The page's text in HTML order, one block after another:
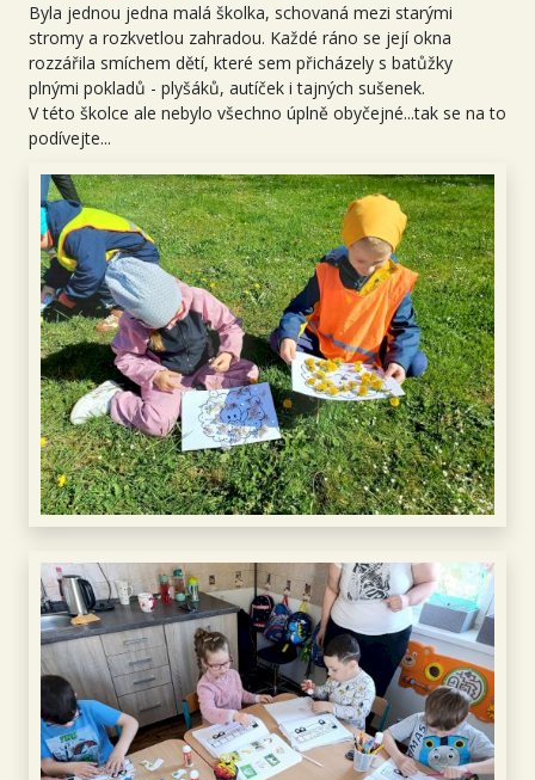
Byla jednou jedna malá školka, schovaná mezi starými
stromy a rozkvetlou zahradou. Každé ráno se její okna
rozzářila smíchem dětí, které sem přicházely s batůžky
plnými pokladů - plyšáků, autíček i tajných sušenek.
V této školce ale nebylo všechno úplně obyčejné...tak se na to
podívejte...